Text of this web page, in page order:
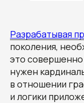
Разрабатывая
поколения,
это совершенно
нужен
в отношении
и логики